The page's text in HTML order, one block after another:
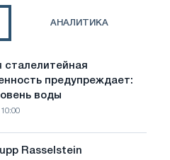
АНАЛИТИКА
сталелитейная
предупреждает:
воды
Rasselstein